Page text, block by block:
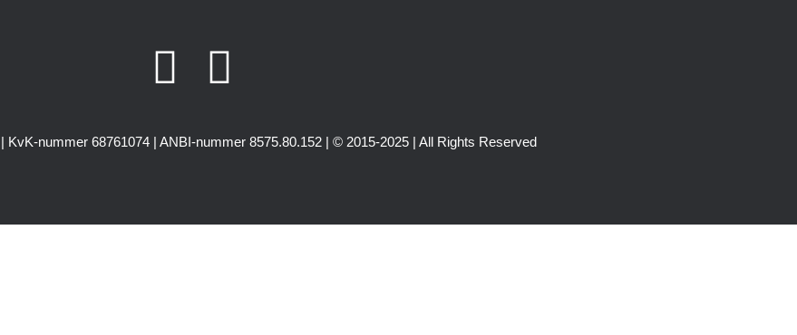
KvK-nummer 68761074 | ANBI-nummer 8575.80.152 | © 2015-2025 | All Rights Reserved